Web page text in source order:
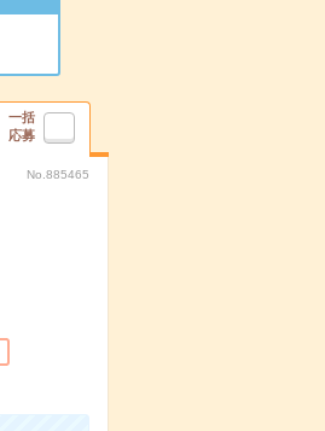
一括
応募
No.885465